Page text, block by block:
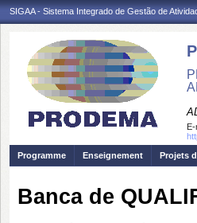
SIGAA - Sistema Integrado de Gestão de
E-
Programme
Enseignement Projets
Banca de